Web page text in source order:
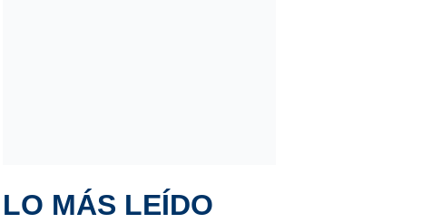
LO MÁS LEÍDO